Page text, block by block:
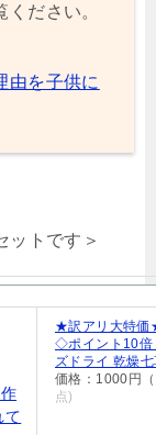
ださい。
由を子供に
ットです＞
★訳アリ大特価
◇ポイント10倍
ズドライ 乾燥
価格：1000円
点)